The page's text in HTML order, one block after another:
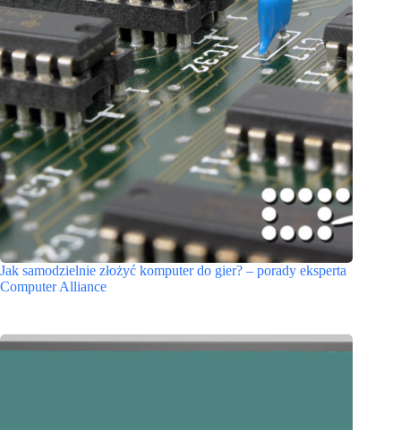
Jak samodzielnie złożyć komputer do gier? – porady eksperta
Computer Alliance